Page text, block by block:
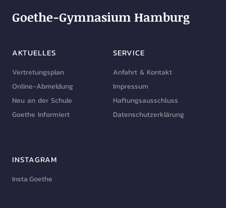
Goethe-Gymnasium Hamburg
AKTUELLES
Vertretungsplan
Online-Abmeldung
Neu an der Schule
Goethe Informiert
SERVICE
Anfahrt & Kontakt
Impressum
Haftungsausschluss
Datenschutzerklärung
INSTAGRAM
Insta.Goethe